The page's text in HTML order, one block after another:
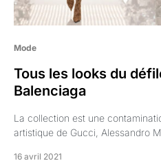
Mode
Tous les looks du
Balenciaga
La collection est une
artistique de Gucci, Alessandro
16 avril 2021